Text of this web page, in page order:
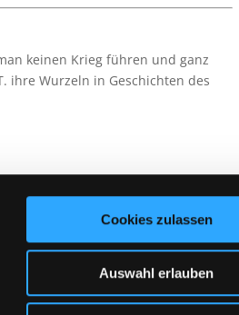
Cookies zulassen
Auswahl erlauben
keinen Krieg führen und ganz
ihre Wurzeln in Geschichten des